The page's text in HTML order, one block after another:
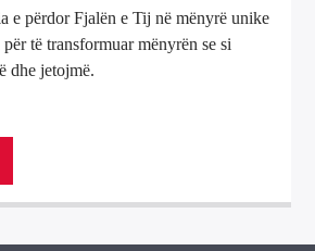
e përdor Fjalën e Tij në mënyrë unike
të transformuar mënyrën se si
dhe jetojmë.